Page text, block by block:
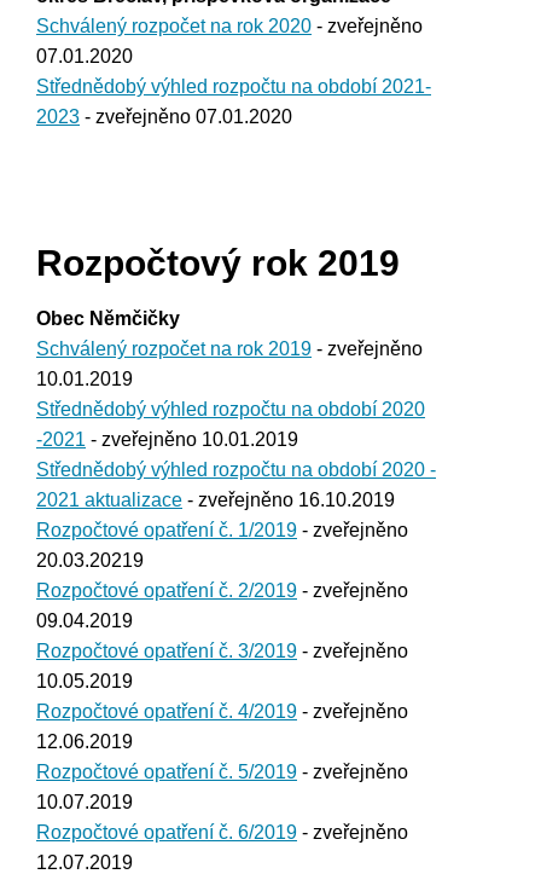
Schválený rozpočet na rok 2020 - zveřejněno
07.01.2020
Střednědobý výhled rozpočtu na období 2021-
2023 - zveřejněno 07.01.2020
Rozpočtový rok 2019
Obec Němčičky
Schválený rozpočet na rok 2019 - zveřejněno
10.01.2019
Střednědobý výhled rozpočtu na období 2020
-2021 - zveřejněno 10.01.2019
Střednědobý výhled rozpočtu na období 2020 -
2021 aktualizace - zveřejněno 16.10.2019
Rozpočtové opatření č. 1/2019 - zveřejněno
20.03.20219
Rozpočtové opatření č. 2/2019 - zveřejněno
09.04.2019
Rozpočtové opatření č. 3/2019 - zveřejněno
10.05.2019
Rozpočtové opatření č. 4/2019 - zveřejněno
12.06.2019
Rozpočtové opatření č. 5/2019 - zveřejněno
10.07.2019
Rozpočtové opatření č. 6/2019 - zveřejněno
12.07.2019